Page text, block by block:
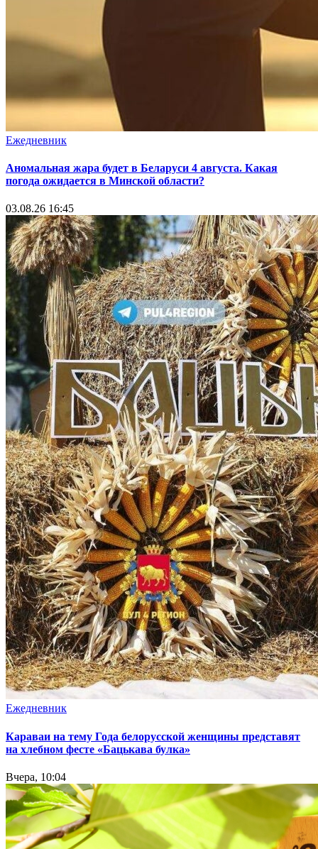
Ежедневник
Аномальная жара будет в Беларуси 4 августа. Какая
погода ожидается в Минской области?
03.08.26 16:45
Ежедневник
Караваи на тему Года белорусской женщины представят
на хлебном фесте «Бацькава булка»
Вчера, 10:04